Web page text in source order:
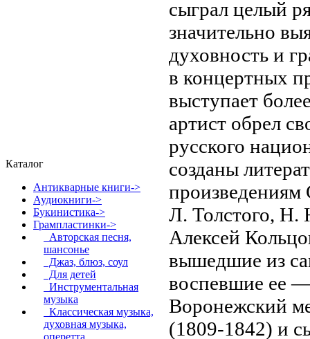
Каталог
Антикварные книги->
Аудиокниги->
Букинистика->
Грампластинки->
Авторская песня,
шансонье
Джаз, блюз, соул
Для детей
Инструментальная
музыка
Классическая музыка,
духовная музыка,
оперетта
сыграл целый
значительно
духовность и
в концертных
выступает
артист обрел
русского
созданы
Л. Толстого, Н.
Алексей
вышедшие из
воспевшие ее
Воронежский
(1809-1842) и